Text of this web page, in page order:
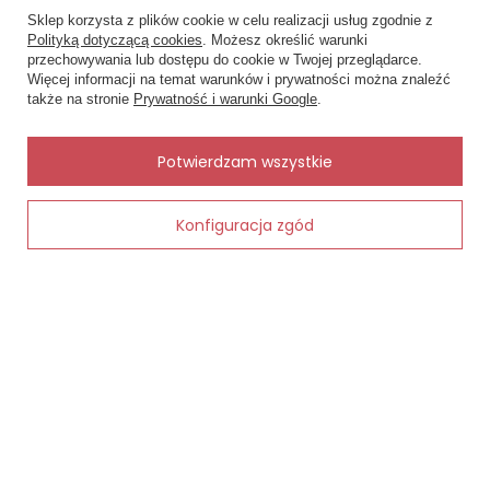
Dodaj do koszyka
Status zamówienia
Śledzenie przesyłki
Chcę zareklamować produkt
Chcę zwrócić produkt
Kontakt
×
✨ Asystent zakupowy
Napisz czego szukasz — pokażę
gotowe propozycje.
Sklep korzysta z plików cookie w celu realizacji usług zgodnie z
Polityką dotyczącą cookies. Możesz określić warunki
przechowywania lub dostępu do cookie w Twojej przeglądarce.
Więcej informacji na temat warunków i prywatności można znaleźć
także na stronie Prywatność i warunki Google.
Konfiguracja zgód
Potwierdzam wszystkie